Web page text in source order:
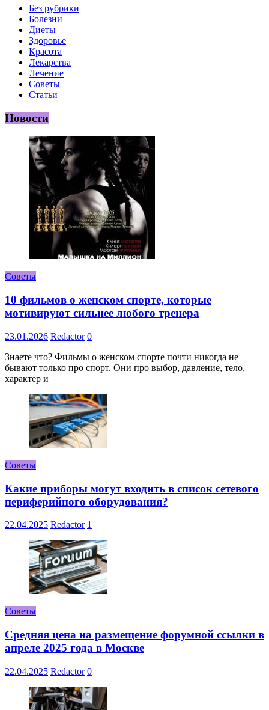
Без рубрики
Болезни
Диеты
Здоровье
Красота
Лекарства
Лечение
Советы
Статьи
Новости
Советы
10 фильмов о женском спорте, которые
мотивируют сильнее любого тренера
23.01.2026 Redactor 0
Знаете что? Фильмы о женском спорте почти никогда не
бывают только про спорт. Они про выбор, давление, тело,
характер и
Советы
Какие приборы могут входить в список сетевого
периферийного оборудования?
22.04.2025 Redactor 1
Советы
Средняя цена на размещение форумной ссылки в
апреле 2025 года в Москве
22.04.2025 Redactor 0